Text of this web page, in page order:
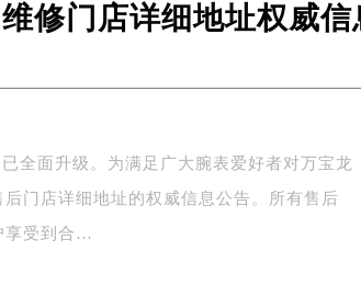
需提前预约）
（需提前预约）
室（需提前预约）
万象城）17层1706室（需提前预约）
修门店详细地址权威信
全面升级。为满足广大腕表爱好者对万宝龙
门店详细地址的权威信息公告。所有售后
享受到合…